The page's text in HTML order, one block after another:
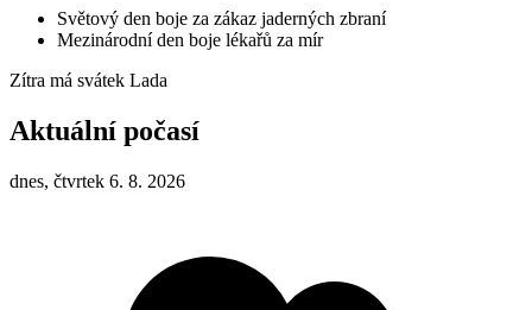
Světový den boje za zákaz jaderných zbraní
Mezinárodní den boje lékařů za mír
Zítra má svátek Lada
Aktuální počasí
dnes, čtvrtek 6. 8. 2026